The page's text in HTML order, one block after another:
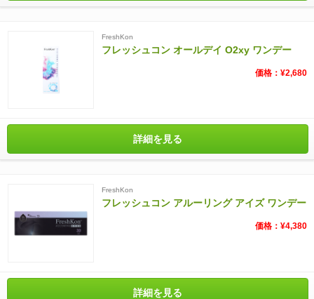
FreshKon
フレッシュコン オールデイ O2xy ワンデー
価格：¥2,680
詳細を見る
FreshKon
フレッシュコン アルーリング アイズ ワンデー
価格：¥4,380
詳細を見る